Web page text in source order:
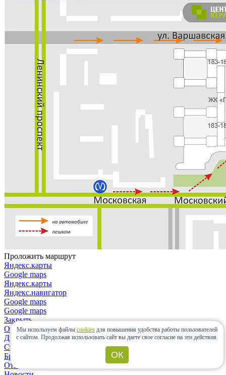
Проложить маршрут
Яндекс.карты
Google maps
Яндекс.карты
Яндекс.навигатор
Google maps
Google maps
Закрыть
О компании
Дизайнерам и архитекторам
Строительным организациям
Бренды
Отзывы
Мы используем файлы cookies для повышения удобства работы пользователей
с сайтом. Продолжая использовать сайт вы даете свое согласие на эти действия.
ОК